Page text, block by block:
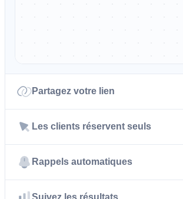
Partagez votre lien
Les clients réservent seuls
Rappels automatiques